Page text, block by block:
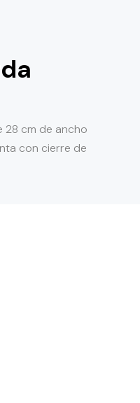
28 cm de ancho
con cierre de